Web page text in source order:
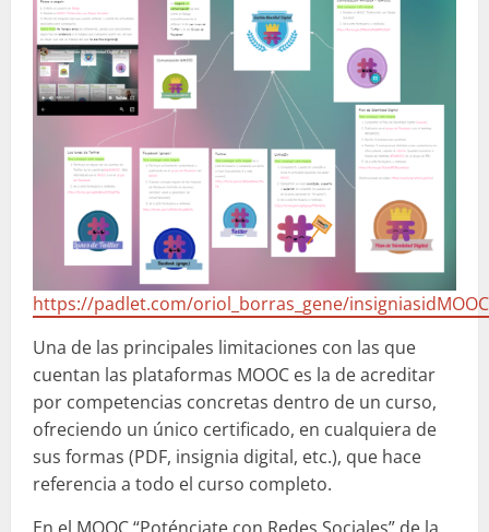
https://padlet.com/oriol_borras_gene/insigniasidMOOC
Una de las principales limitaciones con las que
cuentan las plataformas MOOC es la de acreditar
por competencias concretas dentro de un curso,
ofreciendo un único certificado, en cualquiera de
sus formas (PDF, insignia digital, etc.), que hace
referencia a todo el curso completo.
En el MOOC “Poténciate con Redes Sociales” de la